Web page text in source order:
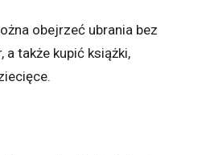
obejrzeć ubrania bez
także kupić książki,